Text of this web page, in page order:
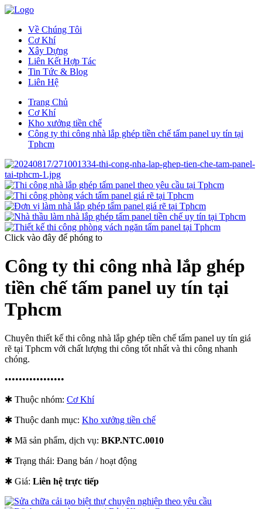
Về Chúng Tôi
Cơ Khí
Xây Dựng
Liên Kết Hợp Tác
Tin Tức & Blog
Liên Hệ
Trang Chủ
Cơ Khí
Kho xưởng tiền chế
Công ty thi công nhà lắp ghép tiền chế tấm panel uy tín tại
Tphcm
Click vào đây để phóng to
Công ty thi công nhà lắp ghép
tiền chế tấm panel uy tín tại
Tphcm
Chuyên thiết kế thi công nhà lắp ghép tiền chế tấm panel uy tín giá
rẽ tại Tphcm với chất lượng thi công tốt nhất và thi công nhanh
chóng.
•••••••••••••••••
✱ Thuộc nhóm: Cơ Khí
✱ Thuộc danh mục: Kho xưởng tiền chế
✱ Mã sản phẩm, dịch vụ: BKP.NTC.0010
✱ Trạng thái: Đang bán / hoạt động
✱ Giá: Liên hệ trực tiếp